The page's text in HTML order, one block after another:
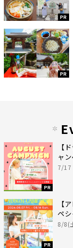
PR
PR
PR
【
ャ
7/17
PR
【
ペ
8/8(